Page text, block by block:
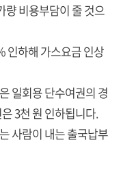
량 비용부담이 줄 것으
인하해 가스요금 인상
일회용 단수여권의 경
3천 원 인하됩니다.
사람이 내는 출국납부